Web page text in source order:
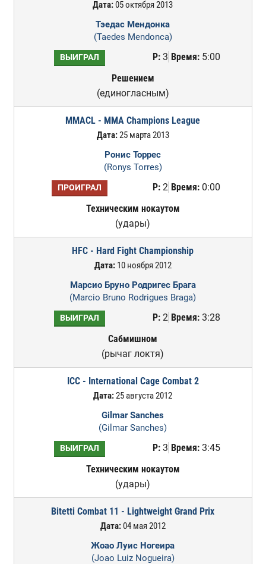
Дата:05 октября 2013
Тэедас Мендонка
(Taedes Mendonca)
ВЫИГРАЛ Р:3 Время:5:00
Решением
(единогласным)
MMACL - MMA Champions League
Дата:25 марта 2013
Ронис Торрес
(Ronys Torres)
ПРОИГРАЛ Р:2 Время:0:00
Техническим нокаутом
(удары)
HFC - Hard Fight Championship
Дата:10 ноября 2012
Марсио Бруно Родригес Брага
(Marcio Bruno Rodrigues Braga)
ВЫИГРАЛ Р:2 Время:3:28
Сабмишном
(рычаг локтя)
ICC - International Cage Combat 2
Дата:25 августа 2012
Gilmar Sanches
(Gilmar Sanches)
ВЫИГРАЛ Р:3 Время:3:45
Техническим нокаутом
(удары)
Bitetti Combat 11 - Lightweight Grand Prix
Дата:04 мая 2012
Жоао Луис Ногеира
(Joao Luiz Nogueira)